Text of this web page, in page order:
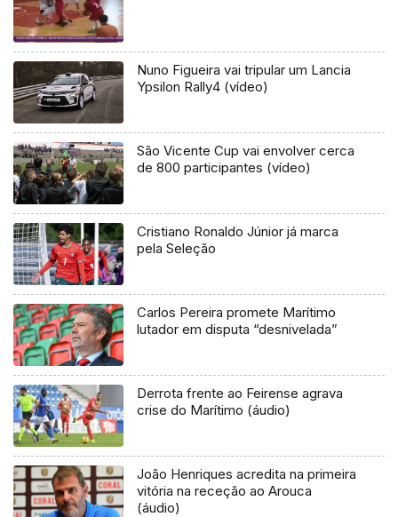
Nuno Figueira vai tripular um Lancia
Ypsilon Rally4 (vídeo)
São Vicente Cup vai envolver cerca
de 800 participantes (vídeo)
Cristiano Ronaldo Júnior já marca
pela Seleção
Carlos Pereira promete Marítimo
lutador em disputa “desnivelada”
Derrota frente ao Feirense agrava
crise do Marítimo (áudio)
João Henriques acredita na primeira
vitória na receção ao Arouca
(áudio)